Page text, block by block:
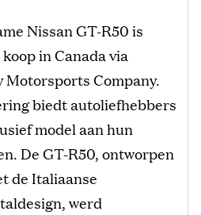
Nissan GT-R50 is
in Canada via
Motorsports Company.
biedt autoliefhebbers
model aan hun
De GT-R50, ontworpen
de Italiaanse
werd